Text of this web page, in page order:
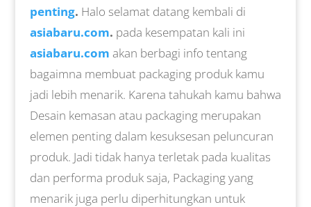
penting. Halo selamat datang kembali di
asiabaru.com. pada kesempatan kali ini
asiabaru.com akan berbagi info tentang
bagaimna membuat packaging produk kamu
jadi lebih menarik. Karena tahukah kamu bahwa
Desain kemasan atau packaging merupakan
elemen penting dalam kesuksesan peluncuran
produk. Jadi tidak hanya terletak pada kualitas
dan performa produk saja, Packaging yang
menarik juga perlu diperhitungkan untuk